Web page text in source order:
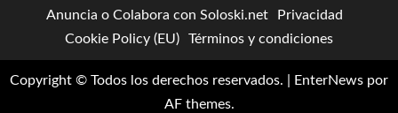
Anuncia o Colabora con Soloski.net
Privacidad
Cookie Policy (EU)
Términos y condiciones
Copyright © Todos los derechos reservados. EnterNews por
AF themes.